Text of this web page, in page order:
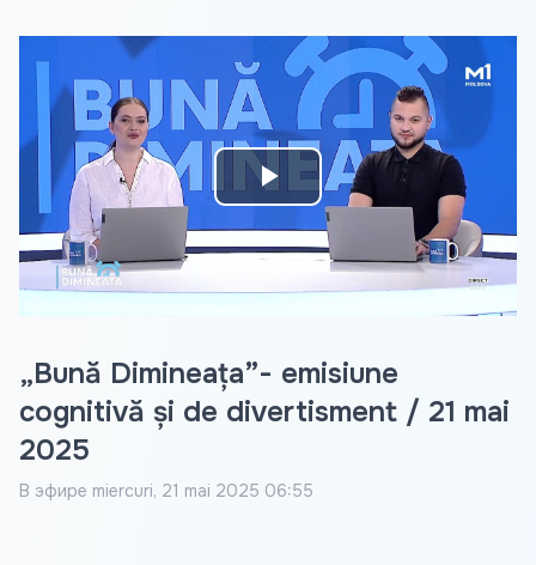
Play
Video
„Bună Dimineața”- emisiune
cognitivă și de divertisment / 21 mai
2025
В эфире miercuri, 21 mai 2025 06:55